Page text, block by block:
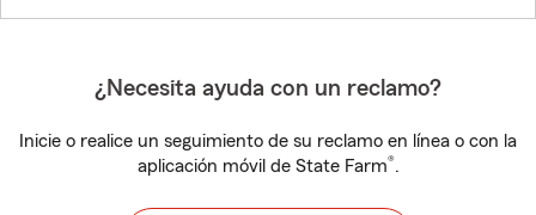
¿Necesita ayuda con un reclamo?
Inicie o realice un seguimiento de su reclamo en línea o con la
aplicación móvil de State Farm®.